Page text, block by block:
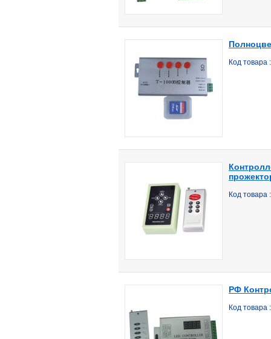
Код товара
Код товара
РФ
Код товара